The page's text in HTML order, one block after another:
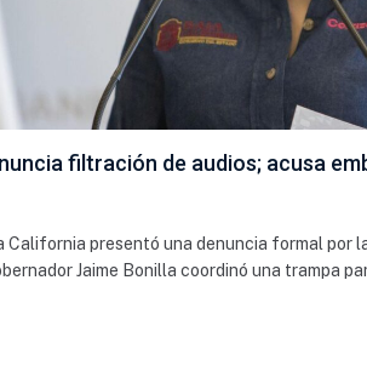
filtración de audios; acusa
California presentó una denuncia formal por
Jaime Bonilla coordinó una trampa